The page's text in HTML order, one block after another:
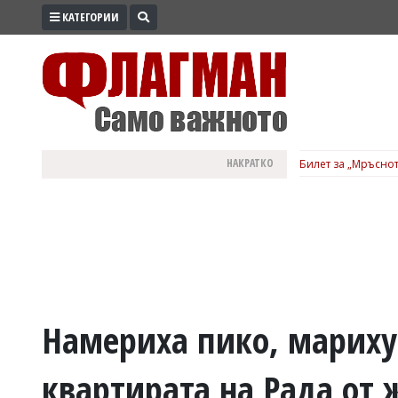
ПРОМО
ВОЙНАТА
КАТЕГОРИИ
НАКРАТКО Билет за
Намериха пико,